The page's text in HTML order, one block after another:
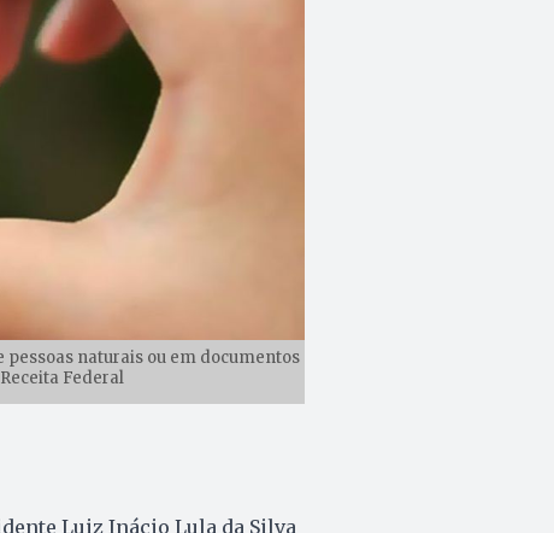
pessoas naturais ou em documentos
Federal
Luiz Inácio Lula da Silva